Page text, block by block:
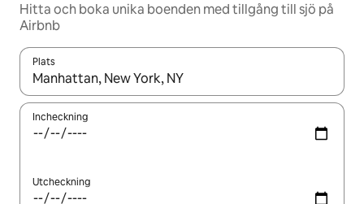
Hitta och boka unika boenden med tillgång till sjö på
Airbnb
Plats
När resultaten är tillgängliga kan du navigera med upp- och
Incheckning
Utcheckning